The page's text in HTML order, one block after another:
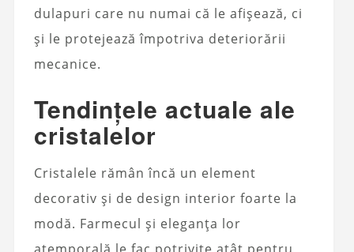
dulapuri care nu numai că le afișează, ci
și le protejează împotriva deteriorării
mecanice.
Tendințele actuale ale
cristalelor
Cristalele rămân încă un element
decorativ și de design interior foarte la
modă. Farmecul și eleganța lor